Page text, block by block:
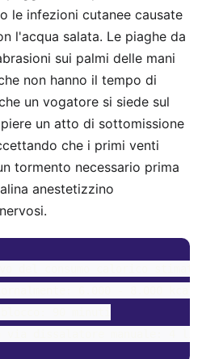
le infezioni cutanee causate
l'acqua salata. Le piaghe da
sui palmi delle mani
non hanno il tempo di
un vogatore si siede sul
un atto di sottomissione
che i primi venti
tormento necessario prima
anestetizzino